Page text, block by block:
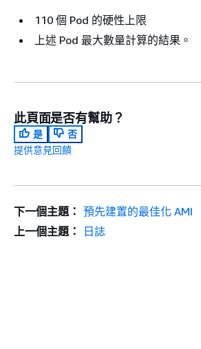
110 個 Pod 的硬性上限
上述 Pod 最大數量計算的結果。
此頁面是否有幫助？
是
否
提供意見回饋
下一個主題： 預先建置的最佳化 AMI
上一個主題：
日誌